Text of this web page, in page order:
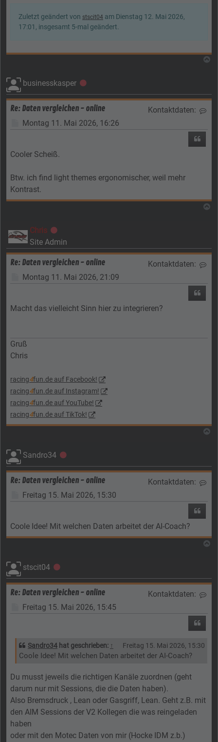
Zuletzt geändert von stscit04 am Dienstag 12. Mai 2026,
17:01, insgesamt 5-mal geändert.
businesskasper Offline
Re: Daten vergleichen - online Kontaktdaten:
Beitrag
Montag 11. Mai 2026, 16:26
Cooler Scheiß.
Btw. ich find light themes ergonomischer, weil mehr
Kontrast.
Chris Offline
Site Admin
Re: Daten vergleichen - online Kontaktdaten:
Beitrag
Montag 11. Mai 2026, 21:09
Macht das vielleicht Sinn hier zu integrieren?
Gruß
Chris
racing4fun.de auf Facebook!
racing4fun.de auf Instagram!
racing4fun.de auf YouTube!
racing4fun.de auf TikTok!
Sandro34 Offline
Re: Daten vergleichen - online Kontaktdaten:
Beitrag
Freitag 15. Mai 2026, 15:30
Coole Idee! Mit welchen Daten arbeitet der AI-Coach?
stscit04 Offline
Re: Daten vergleichen - online Kontaktdaten:
Beitrag
Freitag 15. Mai 2026, 15:45
Sandro34 hat geschrieben: ↑ Freitag 15. Mai 2026, 15:30
Coole Idee! Mit welchen Daten arbeitet der AI-Coach?
Du musst jeweils die richtigen Kanäle zuordnen (geht
darum nur mit Sessions, die die Daten haben).
Also Bremsdruck , Lean oder Gasgriff, Lean. Geht z.B. mit
den AIM Sessions der V2 Kollegen die was reingeladen
haben
oder mit den Motec Daten von mir (Hocke IDM z.b.)